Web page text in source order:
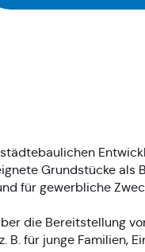
Grundstücke als
für gewerbliche
die Bereitstellung
B. für junge Familien,